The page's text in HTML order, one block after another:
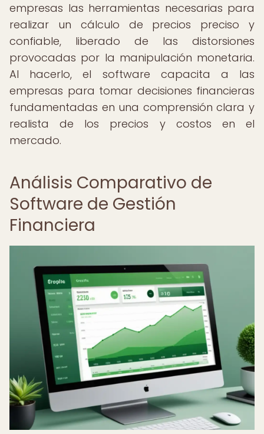
empresas las herramientas necesarias para
realizar un cálculo de precios preciso y
confiable, liberado de las distorsiones
provocadas por la manipulación monetaria.
Al hacerlo, el software capacita a las
empresas para tomar decisiones financieras
fundamentadas en una comprensión clara y
realista de los precios y costos en el
mercado.
Análisis Comparativo de
Software de Gestión
Financiera